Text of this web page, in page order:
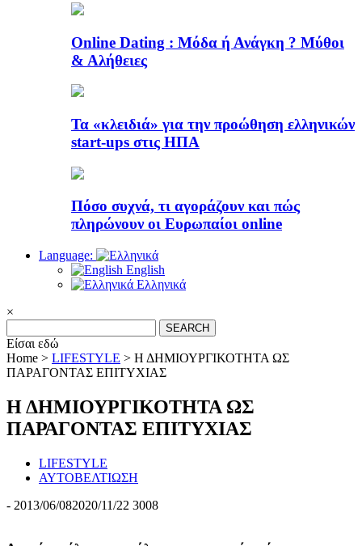
Online Dating : Μόδα ή Ανάγκη ? Μύθοι
& Αλήθειες
Τα «κλειδιά» για την προώθηση ελληνικών
start-ups στις ΗΠΑ
Πόσο συχνά, τι αγοράζουν και πώς
πληρώνουν οι Ευρωπαίοι online
Language:
English
Ελληνικά
×
for:
Είσαι εδώ
Home > LIFESTYLE > Η ΔΗΜΙΟΥΡΓΙΚΟΤΗΤΑ ΩΣ
ΠΑΡΑΓΟΝΤΑΣ ΕΠΙΤΥΧΙΑΣ
Η ΔΗΜΙΟΥΡΓΙΚΟΤΗΤΑ ΩΣ
ΠΑΡΑΓΟΝΤΑΣ ΕΠΙΤΥΧΙΑΣ
LIFESTYLE
ΑΥΤΟΒΕΛΤΙΩΣΗ
- 2013/06/082020/11/22 3008